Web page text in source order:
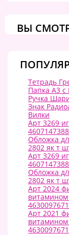
ВЫ
Тетрадь
Папка А3 с
Ручка
Знак
Вилки
Арт 3269
Обложка д/
2802 як т
Арт 3269
Обложка д/
2802 як т
Арт 2024
Арт 2021